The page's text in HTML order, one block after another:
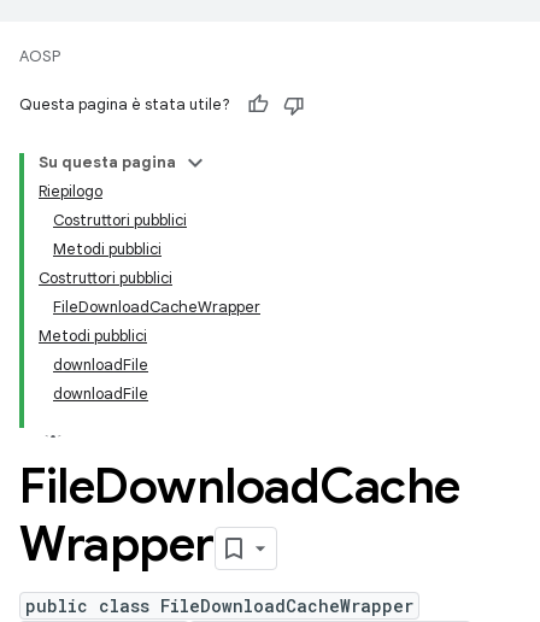
AOSP
Questa pagina è stata utile?
Su questa pagina
Riepilogo
Costruttori pubblici
Metodi pubblici
Costruttori pubblici
FileDownloadCacheWrapper
Metodi pubblici
downloadFile
downloadFile
FileDownloadCache
Wrapper
public class FileDownloadCacheWrapper